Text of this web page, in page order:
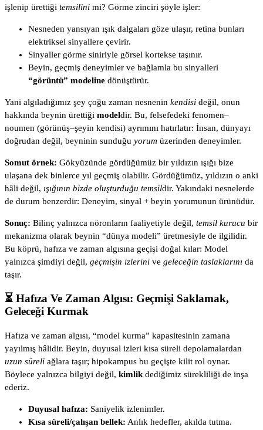
işlenip ürettiği temsilini mi? Görme zinciri şöyle işler:
Nesneden yansıyan ışık dalgaları göze ulaşır, retina bunları
elektriksel sinyallere çevirir.
Sinyaller görme siniriyle görsel kortekse taşınır.
Beyin, geçmiş deneyimler ve bağlamla bu sinyalleri
“görüntü” modeline dönüştürür.
Yani algıladığımız şey çoğu zaman nesnenin kendisi değil, onun
hakkında beynin ürettiği modeldir. Bu, felsefedeki fenomen–
noumen (görünüş–şeyin kendisi) ayrımını hatırlatır: İnsan, dünyayı
doğrudan değil, beyninin sunduğu yorum üzerinden deneyimler.
Somut örnek: Gökyüzünde gördüğümüz bir yıldızın ışığı bize
ulaşana dek binlerce yıl geçmiş olabilir. Gördüğümüz, yıldızın o anki
hâli değil, ışığının bizde oluşturduğu temsildir. Yakındaki nesnelerde
de durum benzerdir: Deneyim, sinyal + beyin yorumunun ürünüdür.
Sonuç: Bilinç yalnızca nöronların faaliyetiyle değil, temsil kurucu bir
mekanizma olarak beynin “dünya modeli” üretmesiyle de ilgilidir.
Bu köprü, hafıza ve zaman algısına geçişi doğal kılar: Model
yalnızca şimdiyi değil, geçmişin izlerini ve geleceğin taslaklarını da
taşır.
⏳ Hafıza Ve Zaman Algısı: Geçmişi Saklamak,
Geleceği Kurmak
Hafıza ve zaman algısı, “model kurma” kapasitesinin zamana
yayılmış hâlidir. Beyin, duyusal izleri kısa süreli depolamalardan
uzun süreli ağlara taşır; hipokampus bu geçişte kilit rol oynar.
Böylece yalnızca bilgiyi değil, kimlikdediğimiz sürekliliği de inşa
ederiz.
Duyusal hafıza: Saniyelik izlenimler.
Kısa süreli/çalışan bellek: Anlık hedefler, akılda tutma.